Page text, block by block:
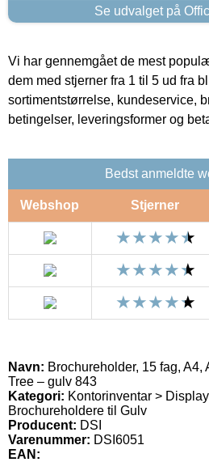
Se udvalget på
Vi har gennemgået de mest
dem med stjerner fra 1 til 5 ud fra
sortimentstørrelse, kundeservice,
betingelser, leveringsformer og
Bedst anmeldte
Webshop Stjerner
Navn: Brochureholder, 15 fag, A4,
Tree – gulv 843
Kategori: Kontorinventar >
Brochureholdere til Gulv
Producent: DSI
Varenummer: DSI6051
EAN: